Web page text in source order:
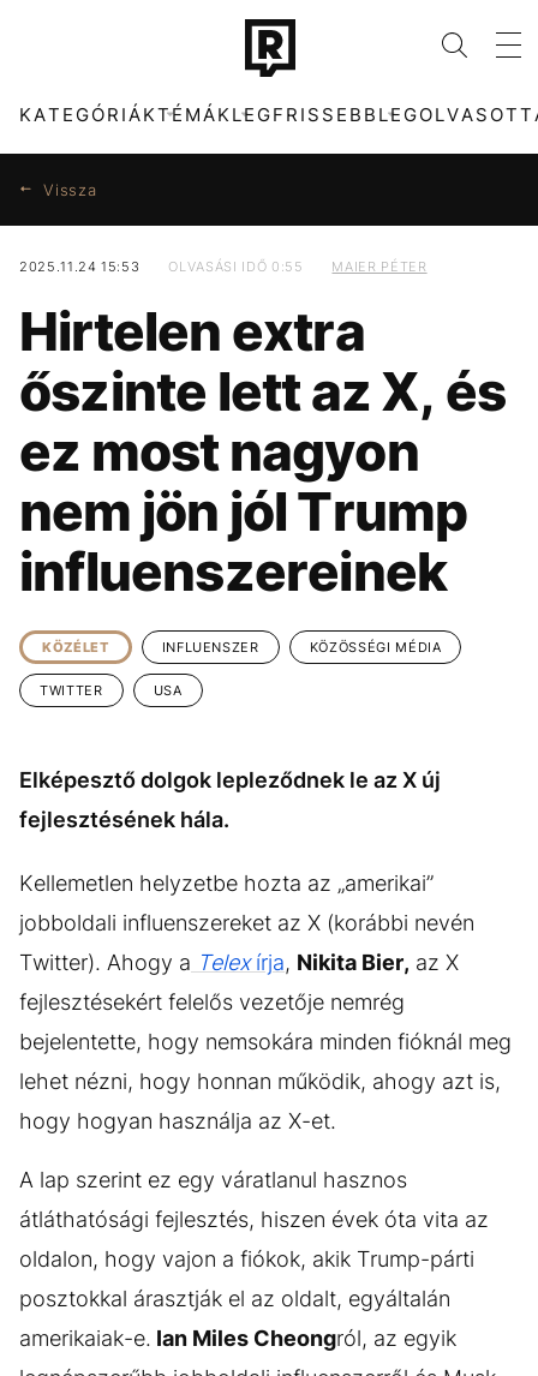
KATEGÓRIÁKTÉMÁKLEGFRISSEBB
ZENE DIVAT
KULTÚRA ENTR
FILM + SOROZAT TECH-TUDOMÁNY
SPORT TÁRSADALOM
KÖZÉLET UTAZÁS
ÉLETMÓD DESIGN
BESZÉLGETÉSEK ARCOK
VIDEÓ
FIDESZ MAJKA
SZIGET FESZTIVÁL ENERGIAVÁLSÁG
ARIANA GRANDE KONCERT
HALÁL SEBESTYÉN BALÁZS
Vissza
2025.11.24 15:53 OLVASÁSI IDŐ 0:55 MAIER PÉTER
Hirtelen extra
őszinte lett az X, és
ez most nagyon
nem jön jól Trump
influenszereinek
KÖZÉLET INFLUENSZER KÖZÖSSÉGI MÉDIA
TWITTER USA
Elképesztő dolgok lepleződnek le az X új
fejlesztésének hála.
Kellemetlen helyzetbe hozta az „amerikai”
jobboldali influenszereket az X (korábbi nevén
Twitter). Ahogy a Telexírja, Nikita Bier, az X
fejlesztésekért felelős vezetője nemrég
bejelentette, hogy nemsokára minden fióknál meg
lehet nézni, hogy honnan működik, ahogy azt is,
hogy hogyan használja az X-et.
A lap szerint ez egy váratlanul hasznos
átláthatósági fejlesztés, hiszen évek óta vita az
oldalon, hogy vajon a fiókok, akik Trump-párti
posztokkal árasztják el az oldalt, egyáltalán
amerikaiak-e. Ian Miles Cheongról, az egyik